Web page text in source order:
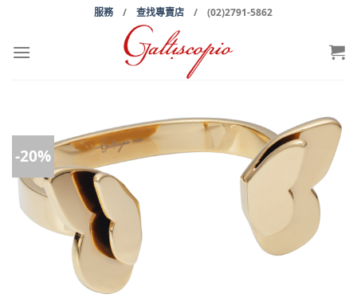
content
服務/ 查找專賣店 / (02)2791-5862
-20%